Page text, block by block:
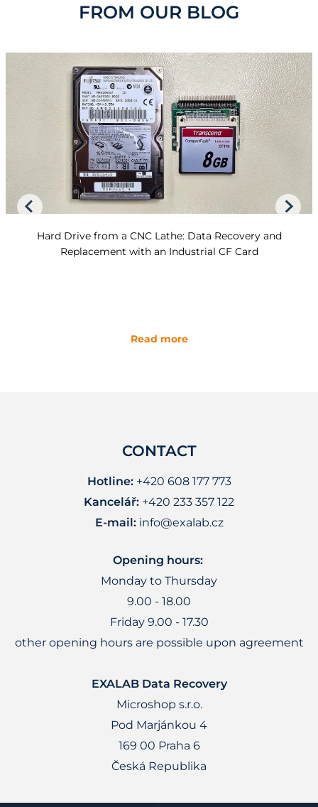
FROM OUR BLOG
Hard Drive from a CNC Lathe: Data Recovery and
Replacement with an Industrial CF Card
Read more
CONTACT
Hotline:+420 608 177 773
Kancelář: +420 233 357 122
E-mail: info@exalab.cz
Opening hours:
Monday to Thursday
9.00 - 18.00
Friday 9.00 - 17.30
other opening hours are possible upon agreement
EXALAB Data Recovery
Microshop s.r.o.
Pod Marjánkou 4
169 00 Praha 6
Česká Republika